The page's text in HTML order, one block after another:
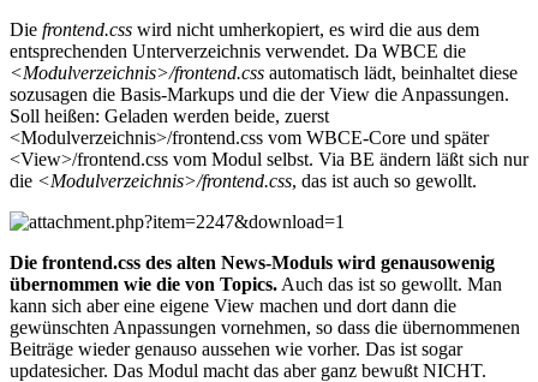
Die frontend.css wird nicht umherkopiert, es wird die aus dem
entsprechenden Unterverzeichnis verwendet. Da WBCE die
<Modulverzeichnis>/frontend.css automatisch lädt, beinhaltet diese
sozusagen die Basis-Markups und die der View die Anpassungen.
Soll heißen: Geladen werden beide, zuerst
<Modulverzeichnis>/frontend.css vom WBCE-Core und später
<View>/frontend.css vom Modul selbst. Via BE ändern läßt sich nur
die <Modulverzeichnis>/frontend.css, das ist auch so gewollt.
Die frontend.css des alten News-Moduls wird genausowenig
übernommen wie die von Topics. Auch das ist so gewollt. Man
kann sich aber eine eigene View machen und dort dann die
gewünschten Anpassungen vornehmen, so dass die übernommenen
Beiträge wieder genauso aussehen wie vorher. Das ist sogar
updatesicher. Das Modul macht das aber ganz bewußt NICHT.